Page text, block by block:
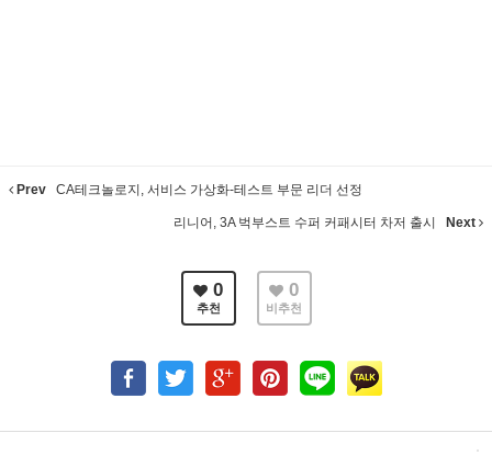
Prev CA테크놀로지, 서비스 가상화-테스트 부문 리더 선정
리니어, 3A 벅부스트 수퍼 커패시터 차저 출시 Next
0
추천
0
비추천